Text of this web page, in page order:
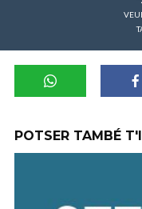
POTSER TAMBÉ